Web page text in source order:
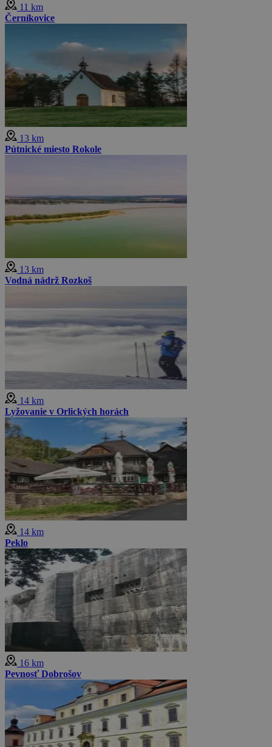
11 km
Černíkovice
13 km
Pútnické miesto Rokole
13 km
Vodná nádrž Rozkoš
14 km
Lyžovanie v Orlických horách
14 km
Peklo
16 km
Pevnosť Dobrošov